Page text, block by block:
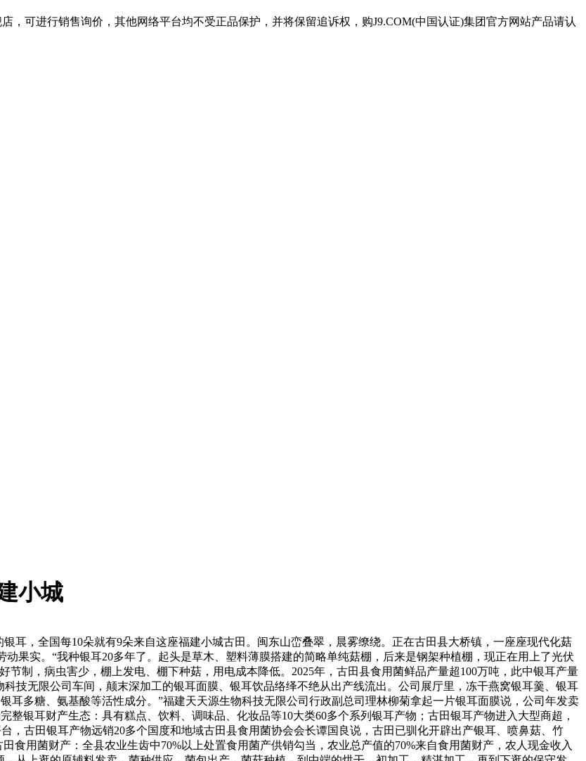
小城
，全国每10朵就有9朵来自这座福建小城古田。闽东山峦叠翠，晨雾缭绕。正在古田县大桥镇，一座座现代化菇
果实。“我种银耳20多年了。起头是草木、塑料薄膜搭建的简略单纯菇棚，后来是钢架种植棚，现正在用上了光伏
节制，病虫害少，棚上发电、棚下种菇，用电成本降低。2025年，古田县食用菌鲜品产量超100万吨，此中银耳产量
技无限公司车间，颠末深加工的银耳面膜、银耳饮品络绎不绝从出产线流出。公司展厅里，冻干燕窝银耳羹、银耳
耳多糖、氨基酸等活性成分。”福建天天源生物科技无限公司行政副总司理林柳菊拿起一片银耳面膜说，公司年发卖
银耳财产生态：具有糕点、饮料、调味品、化妆品等10大类60多个系列银耳产物；古田银耳产物进入大型商超，
，古田银耳产物远销20多个国度和地域古田县食用菌协会会长谭国良说，古田已驯化开辟出产银耳、喷鼻菇、竹
食用菌财产：全县农业生齿中70%以上处置食用菌产供销勾当，农业总产值的70%来自食用菌财产，农人现金收入
，可进行销售询价，其他网络平台均不受正品保护，并将保留追诉权，购J9.COM(中国认证)集团官方网站产品请认